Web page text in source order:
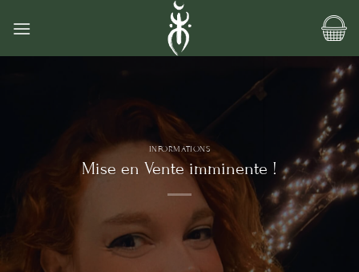
INFORMATIONS
Mise en Vente imminente !